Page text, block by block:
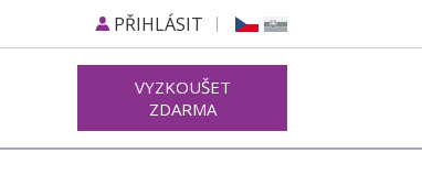
PŘIHLÁSIT
VYZKOUŠET
ZDARMA